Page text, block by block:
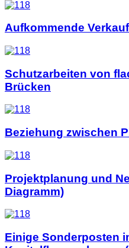
Aufkommende
Schutzarbeiten von
Brücken
Beziehung zwischen
Projektplanung und
Diagramm)
Einige Sonderposten